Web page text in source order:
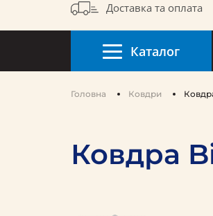
Доставка та оплата
Каталог
Головна Ковдри
Ковдра